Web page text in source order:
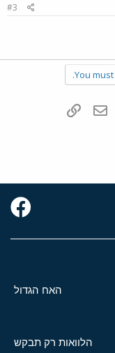
#3
You
WhatsAppדואר אלקטרוני
האח הגדול
הלוואות רק תבקש